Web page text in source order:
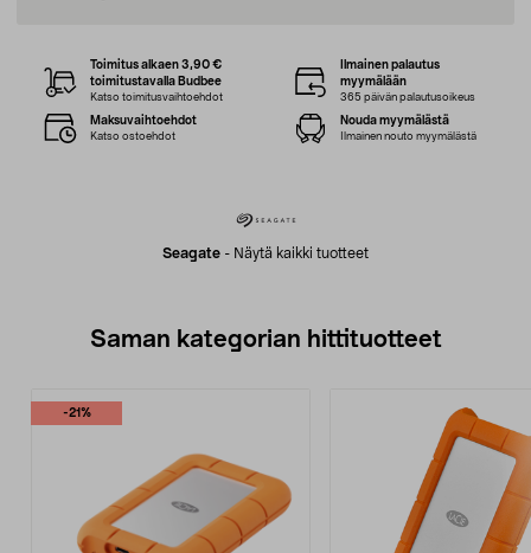
Seagate - Näytä kaikki tuotteet
Toimitus alkaen 3,90 €
toimitustavalla Budbee
Katso toimitusvaihtoehdot
Ilmainen palautus
myymälään
365 päivän palautusoikeus
Maksuvaihtoehdot
Katso ostoehdot
Nouda myymälästä
Ilmainen nouto myymälästä
Saman kategorian hittituotteet
-21%